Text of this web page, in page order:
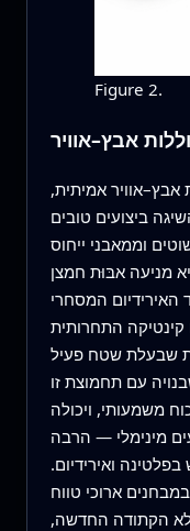
Figure 2.
אבץ–אוויר
אמיתית,
ביצועים טובים
וממאבני ייחוס
מניעה אבּוּת חמצן
האירידיום המסחרי
התחרותית
שבעלת שטח פעיל
עם תחמוצת זו
משמעותי, ויכולה
מינימלי — הרבה
ואירידיום.
ארוכי טווח
לא הקתודה החדשה,